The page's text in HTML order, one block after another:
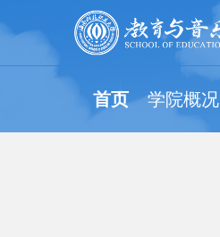
首页 学院概况